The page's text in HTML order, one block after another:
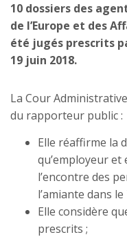
10 dossiers des
de l’Europe et des
été jugés prescrits
19 juin 2018.
La Cour
du rapporteur public :
Elle réaffirme la
qu’employeur
l’encontre des
l’amiante dans
Elle considère
prescrits ;